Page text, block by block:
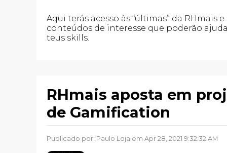
Aqui terás acesso às “últimas” da RHmais
conteúdos de interesse que poderão
teus skills.
RHmais aposta em
de Gamification
Publicado por: Paulo Loja em Apr 28, 2021 9:32:32 AM